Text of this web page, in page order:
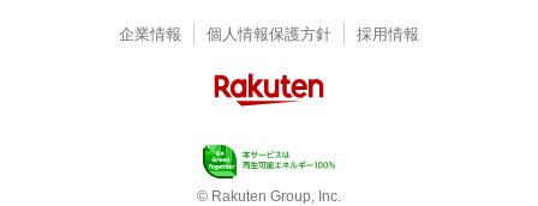
企業情報 個人情報保護方針 採用情報
© Rakuten Group, Inc.